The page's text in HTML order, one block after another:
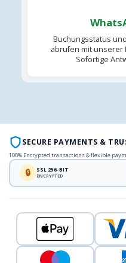
Buchungsstatus
abrufen mit unserer
Sofortige
SECURE PAYMENTS &
100% Encrypted transactions & flexible
🔒 SSL 256-BIT
ENCRYPTED